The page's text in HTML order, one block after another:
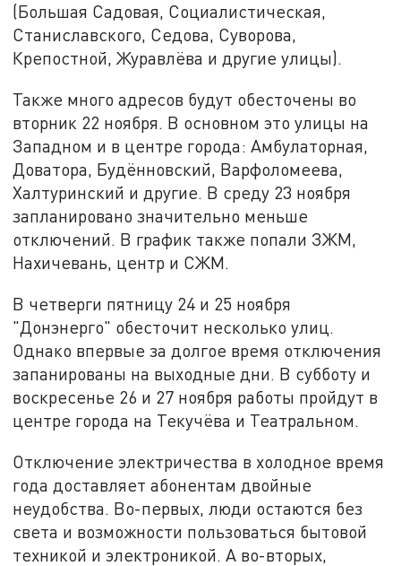
(Большая Садовая, Социалистическая,
Станиславского, Седова, Суворова,
Крепостной, Журавлёва и другие улицы).
Также много адресов будут обесточены во
вторник 22 ноября. В основном это улицы на
Западном и в центре города: Амбулаторная,
Доватора, Будённовский, Варфоломеева,
Халтуринский и другие. В среду 23 ноября
запланировано значительно меньше
отключений. В график также попали ЗЖМ,
Нахичевань, центр и СЖМ.
В четверги пятницу 24 и 25 ноября
"Донэнерго" обесточит несколько улиц.
Однако впервые за долгое время отключения
запанированы на выходные дни. В субботу и
воскресенье 26 и 27 ноября работы пройдут в
центре города на Текучёва и Театральном.
Отключение электричества в холодное время
года доставляет абонентам двойные
неудобства. Во-первых, люди остаются без
света и возможности пользоваться бытовой
техникой и электроникой. А во-вторых,